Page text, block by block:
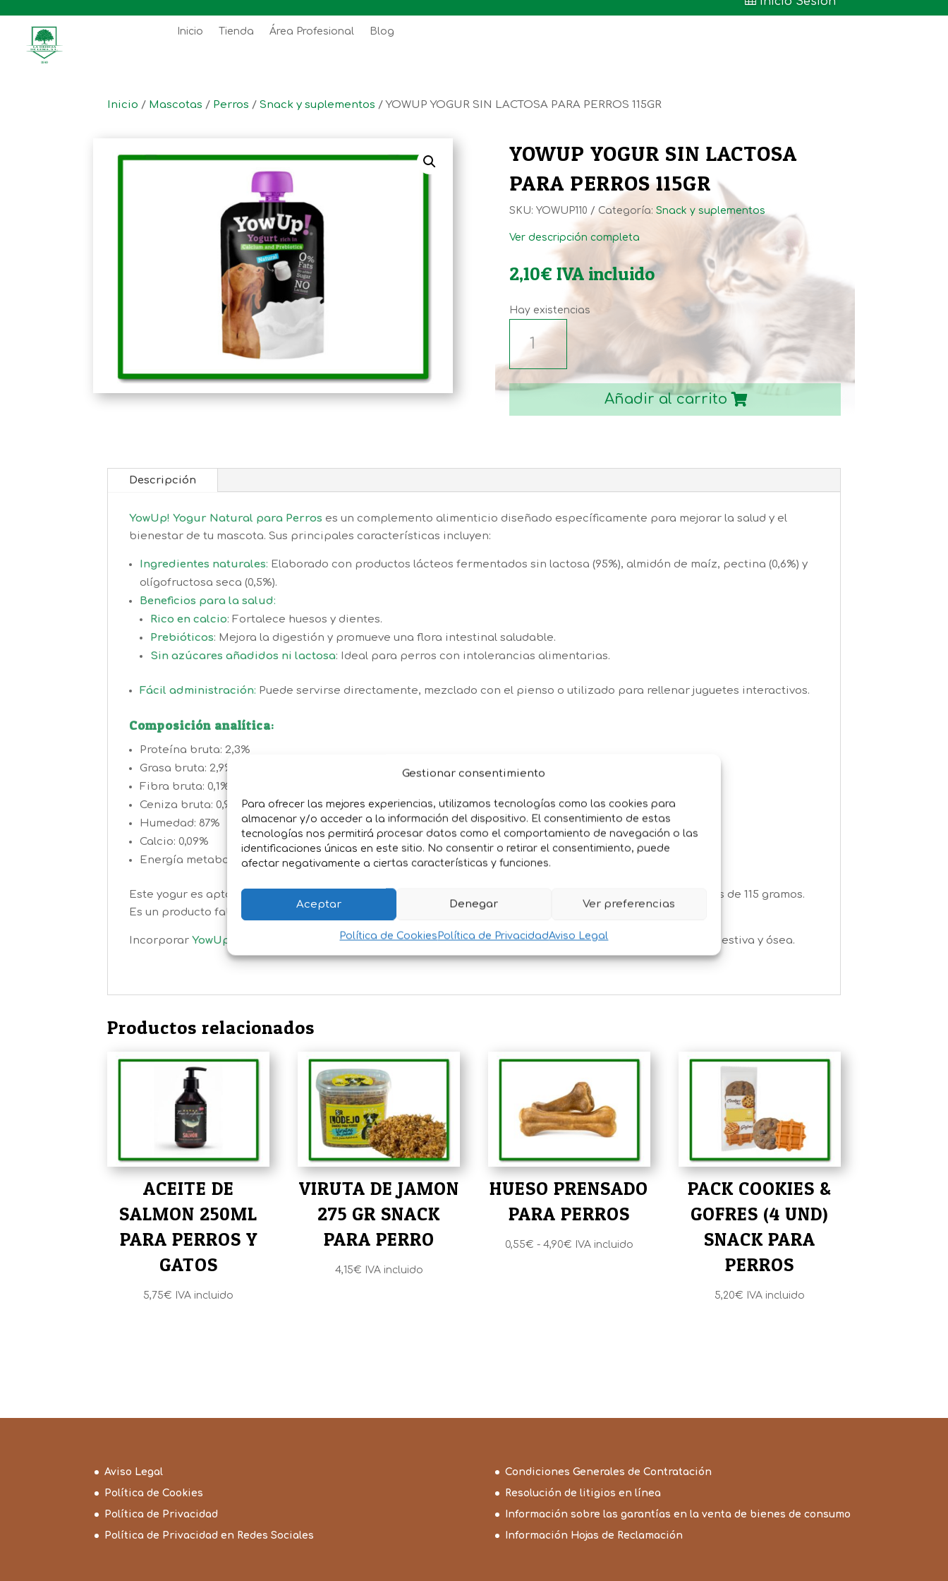
Gestionar consentimiento
Para ofrecer las mejores experiencias, utilizamos tecnologías como las cookies para
almacenar y/o acceder a la información del dispositivo. El consentimiento de estas
tecnologías nos permitirá procesar datos como el comportamiento de navegación o las
identificaciones únicas en este sitio. No consentir o retirar el consentimiento, puede
afectar negativamente a ciertas características y funciones.
Aceptar Denegar Ver preferencias
Política de Cookies Política de PrivacidadAviso Legal
Inicio Tienda Área Profesional Blog
Inicio / Mascotas / Perros / Snack y suplementos / YOWUP YOGUR SIN LACTOSA PARA PERROS 115GR
YOWUP YOGUR SIN LACTOSA
PARA PERROS 115GR
SKU: YOWUP110 Categoría: Snack y suplementos
Ver descripción completa
2,10€ IVA incluido
Hay existencias
SIN
LACTOSA
PERROS
Añadir al carrito
Descripción
YowUp! Yogur Natural para Perros es un complemento alimenticio diseñado específicamente para mejorar la salud y el
bienestar de tu mascota. Sus principales características incluyen:
Ingredientes naturales: Elaborado con productos lácteos fermentados sin lactosa (95%), almidón de maíz, pectina (0,6%) y
olígofructosa seca (0,5%).
Beneficios para la salud:
Rico en calcio: Fortalece huesos y dientes.
Prebióticos: Mejora la digestión y promueve una flora intestinal saludable.
Sin azúcares añadidos ni lactosa: Ideal para perros con intolerancias alimentarias.
Fácil administración: Puede servirse directamente, mezclado con el pienso o utilizado para rellenar juguetes interactivos.
Composición analítica:
Proteína bruta: 2,3%
Grasa bruta: 2,9%
Fibra bruta: 0,1%
Ceniza bruta: 0,9%
Humedad: 87%
Calcio: 0,09%
Energía metabolizable: 57 kcal/100g
Este yogur es apto para perros de todas las razas y edades a partir de los 3 meses y se presenta en envases de 115 gramos.
Es un producto fabricado en España por una empresa pionera en la elaboración de lácteos para mascotas.
Incorporar YowUp! en la dieta de tu perro le proporcionará un delicioso snack que contribuye a su salud digestiva y ósea.
Productos relacionados
ACEITE DE
SALMON 250ML
PARA PERROS Y
GATOS
5,75€ IVA incluido
VIRUTA DE JAMON
275 GR SNACK
PARA PERRO
4,15€ IVA incluido
HUESO PRENSADO
PARA PERROS
0,55€ - 4,90€Rango
IVA incluido
PACK COOKIES &
GOFRES (4 UND)
SNACK PARA
PERROS
5,20€ IVA incluido
Aviso Legal
Política de Cookies
Política de Privacidad
Política de Privacidad en Redes Sociales
Condiciones Generales de Contratación
Resolución de litigios en línea
Información sobre las garantías en la venta de bienes de consumo
Información Hojas de Reclamación